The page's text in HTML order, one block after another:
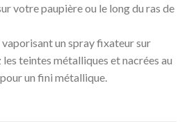
votre paupière ou le long du ras de
un spray fixateur sur
teintes métalliques et nacrées au
un fini métallique.